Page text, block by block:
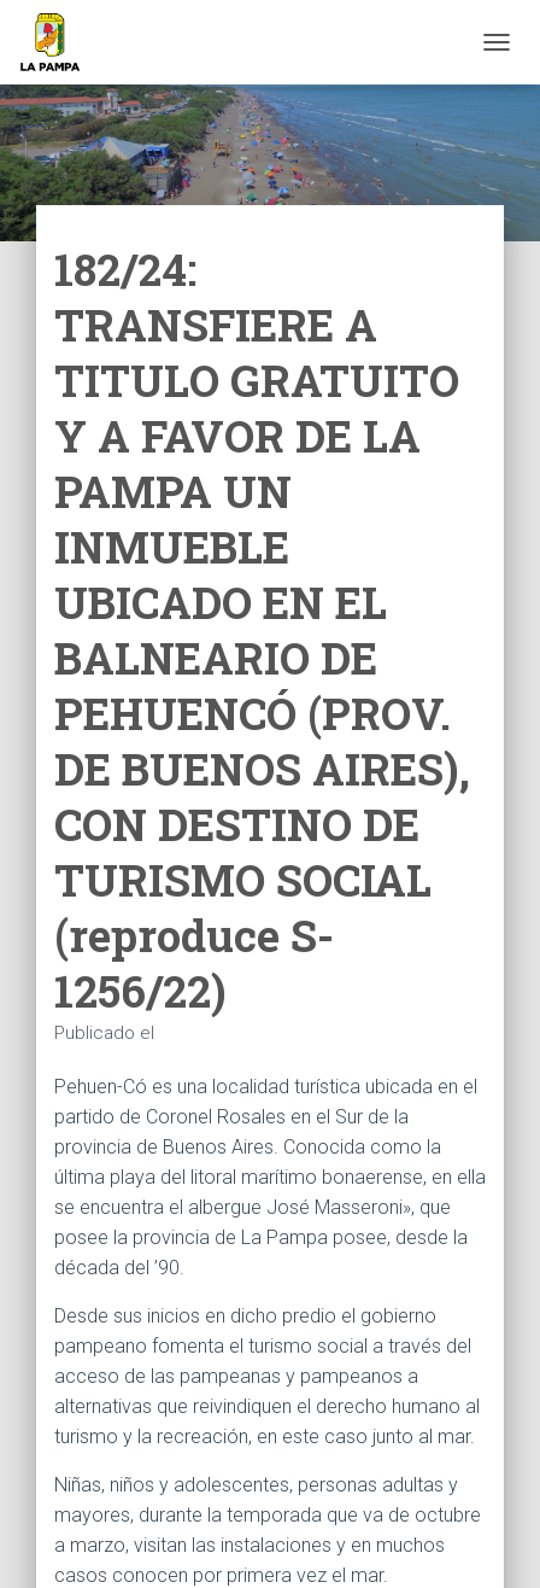
A
I
M
O
182/24:
TRANSFIERE A
TITULO GRATUITO
Y A FAVOR DE LA
PAMPA UN
INMUEBLE
UBICADO EN EL
BALNEARIO DE
PEHUENCÓ (PROV.
DE BUENOS AIRES),
CON DESTINO DE
TURISMO SOCIAL
(reproduce S-
1256/22)
Publicado el
Pehuen-Có es una localidad turística ubicada en el
partido de Coronel Rosales en el Sur de la
provincia de Buenos Aires. Conocida como la
última playa del litoral marítimo bonaerense, en ella
se encuentra el albergue José Masseroni», que
posee la provincia de La Pampa posee, desde la
década del ’90.
Desde sus inicios en dicho predio el gobierno
pampeano fomenta el turismo social a través del
acceso de las pampeanas y pampeanos a
alternativas que reivindiquen el derecho humano al
turismo y la recreación, en este caso junto al mar.
Niñas, niños y adolescentes, personas adultas y
mayores, durante la temporada que va de octubre
a marzo, visitan las instalaciones y en muchos
casos conocen por primera vez el mar.